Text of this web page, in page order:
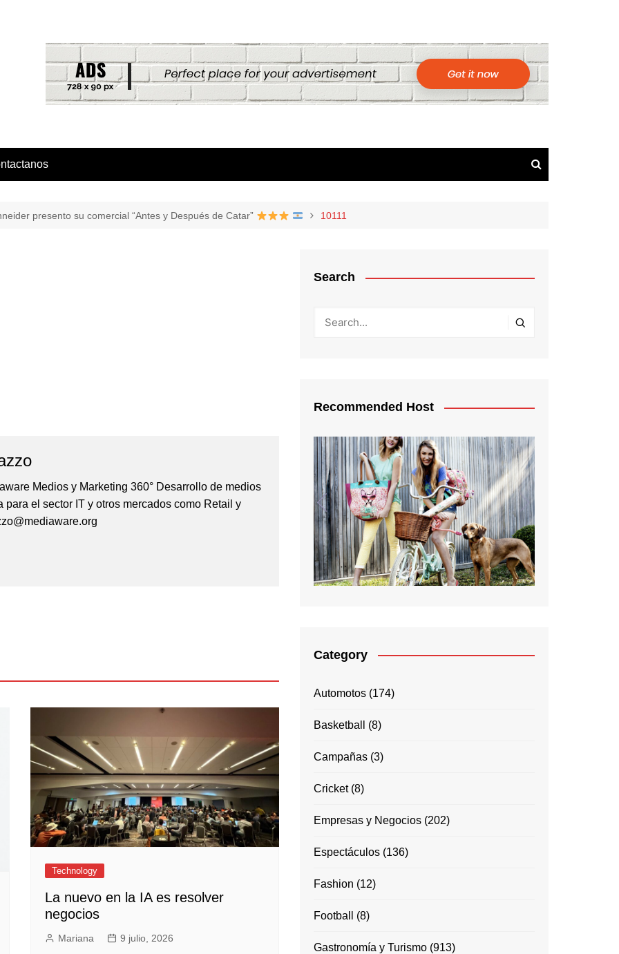
presento su comercial “Antes y Después de Catar” 10111
Medios y Marketing 360° Desarrollo de medios
para el sector IT y otros mercados como Retail y
Technology
La nuevo en la IA es resolver
negocios
Mariana 9 julio, 2026
Search
Recommended Host
Category
Automotos (174)
Basketball (8)
Campañas (3)
Cricket(8)
Empresas y Negocios (202)
Espectáculos (136)
Fashion (12)
Football (8)
Gastronomía y Turismo (913)